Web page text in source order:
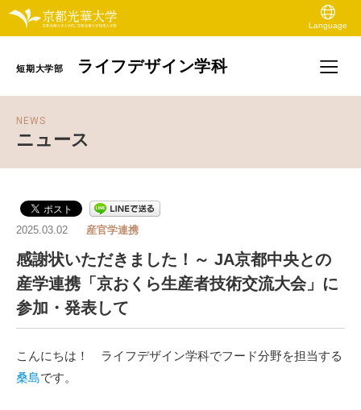
Language
短期大学部 ライフデザイン学科
NEWS
ニュース
2025.03.02 産官学連携
感謝状いただきました！～ JA京都中央との
産学連携「京おくら生産者技術交流大会」に
参加・発表して
こんにちは！ ライフデザイン学科でフード分野を担当する
桑島です。